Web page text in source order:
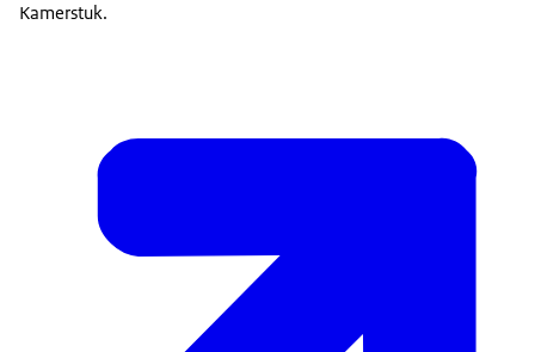
Kamerstuk.